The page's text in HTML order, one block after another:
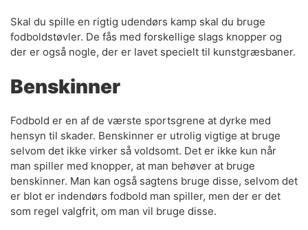
Skal du spille en rigtig udendørs kamp skal du bruge
fodboldstøvler. De fås med forskellige slags knopper og
der er også nogle, der er lavet specielt til kunstgræsbaner.
Benskinner
Fodbold er en af de værste sportsgrene at dyrke med
hensyn til skader. Benskinner er utrolig vigtige at bruge
selvom det ikke virker så voldsomt. Det er ikke kun når
man spiller med knopper, at man behøver at bruge
benskinner. Man kan også sagtens bruge disse, selvom det
er blot er indendørs fodbold man spiller, men der er det
som regel valgfrit, om man vil bruge disse.